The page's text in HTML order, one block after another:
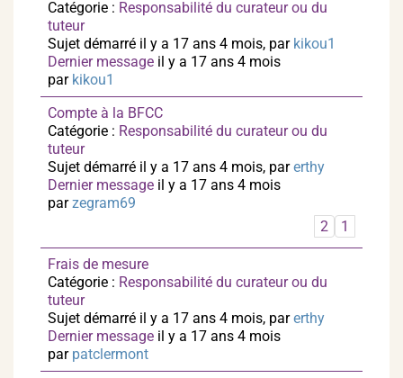
Catégorie : Responsabilité du curateur ou du
tuteur
Sujet démarré il y a 17 ans 4 mois, par kikou1
Dernier message il y a 17 ans 4 mois
par kikou1
Compte à la BFCC
Catégorie : Responsabilité du curateur ou du
tuteur
Sujet démarré il y a 17 ans 4 mois, parerthy
Dernier message il y a 17 ans 4 mois
parzegram69
1
2
Frais de mesure
Catégorie : Responsabilité du curateur ou du
tuteur
Sujet démarré il y a 17 ans 4 mois, parerthy
Dernier message il y a 17 ans 4 mois
par patclermont